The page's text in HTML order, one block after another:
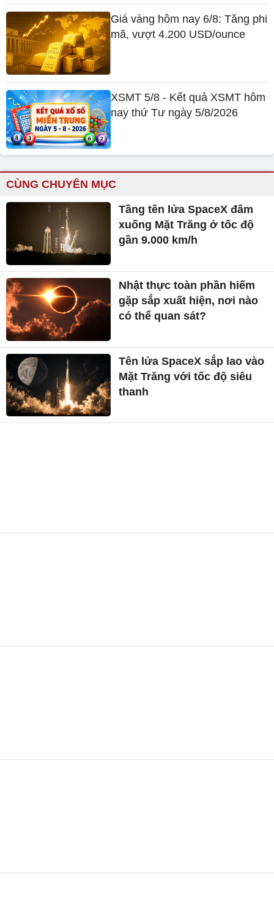
Giá vàng hôm nay 6/8: Tăng phi
mã, vượt 4.200 USD/ounce
XSMT 5/8 - Kết quả XSMT hôm
nay thứ Tư ngày 5/8/2026
CÙNG CHUYÊN MỤC
Tầng tên lửa SpaceX đâm
xuống Mặt Trăng ở tốc độ
gần 9.000 km/h
Nhật thực toàn phần hiếm
gặp sắp xuất hiện, nơi nào
có thể quan sát?
Tên lửa SpaceX sắp lao vào
Mặt Trăng với tốc độ siêu
thanh